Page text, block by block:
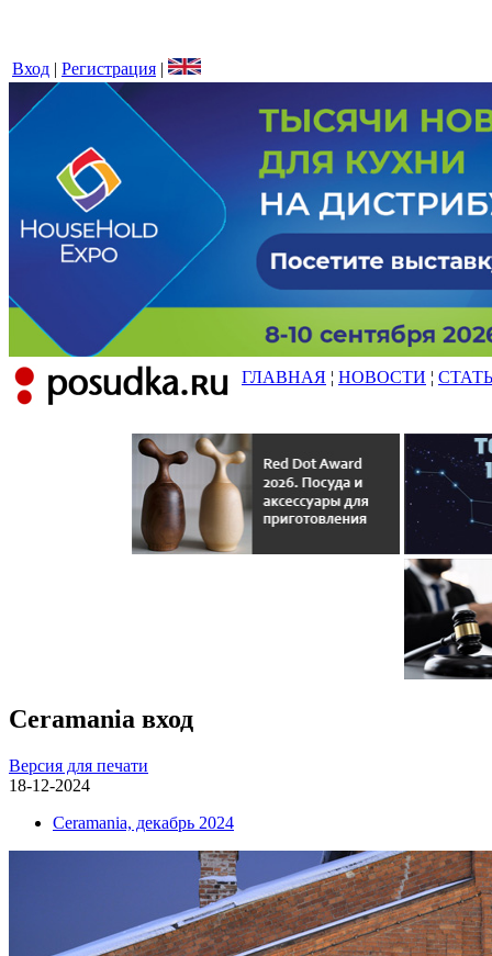
Вход | Регистрация |
ГЛАВНАЯ ¦ НОВОСТИ ¦
Ceramania вход
Версия для печати
18-12-2024
Ceramania, декабрь 2024